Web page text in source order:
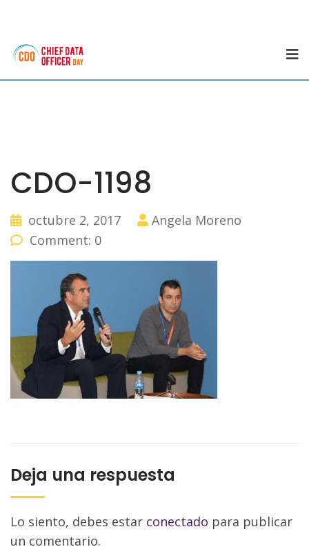
CDO-1198
octubre 2, 2017
Angela Moreno
Comment: 0
Deja una respuesta
Lo siento, debes estar conectado para publicar
un comentario.